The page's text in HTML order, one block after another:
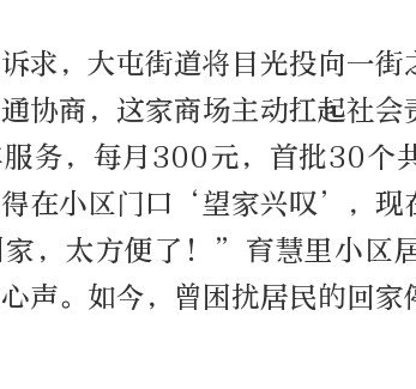
求，大屯街道将目光投向一街
协商，这家商场主动扛起社会
务，每月300元，首批30个
在小区门口‘望家兴叹’，现
家，太方便了！”育慧里小区
声。如今，曾困扰居民的回